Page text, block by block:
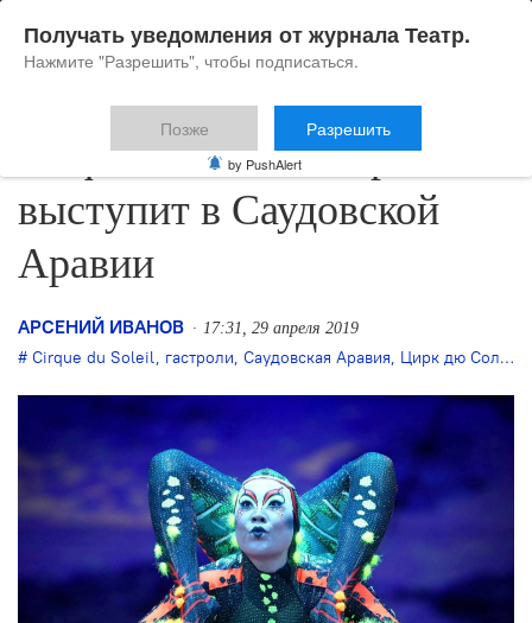
Cirque du Soleil впервые
выступит в Саудовской
Аравии
АРСЕНИЙ ИВАНОВ 17:31, 29 апреля 2019
Cirque du Soleil, гастроли, Саудовская Аравия, Цирк дю Солей
Получать уведомления от журнала Театр.
Нажмите "Разрешить", чтобы подписаться.
Позже Разрешить
by PushAlert